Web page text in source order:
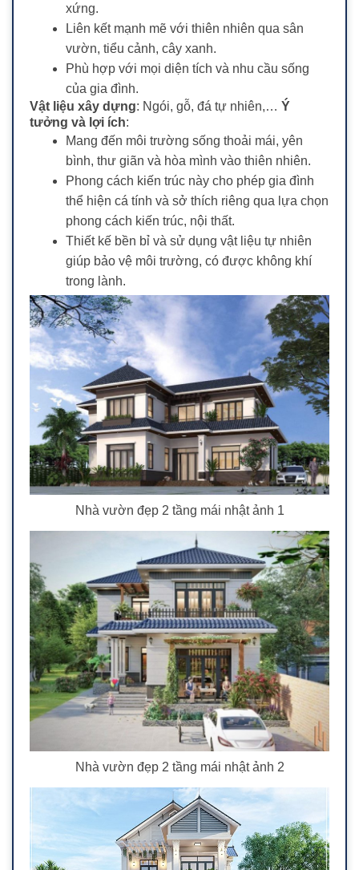
xứng.
Liên kết mạnh mẽ với thiên nhiên qua sân
vườn, tiểu cảnh, cây xanh.
Phù hợp với mọi diện tích và nhu cầu sống
của gia đình.
Vật liệu xây dựng: Ngói, gỗ, đá tự nhiên,… Ý
tưởng và lợi ích:
Mang đến môi trường sống thoải mái, yên
bình, thư giãn và hòa mình vào thiên nhiên.
Phong cách kiến trúc này cho phép gia đình
thể hiện cá tính và sở thích riêng qua lựa chọn
phong cách kiến trúc, nội thất.
Thiết kế bền bỉ và sử dụng vật liệu tự nhiên
giúp bảo vệ môi trường, có được không khí
trong lành.
Nhà vườn đẹp 2 tầng mái nhật ảnh 1
Nhà vườn đẹp 2 tầng mái nhật ảnh 2